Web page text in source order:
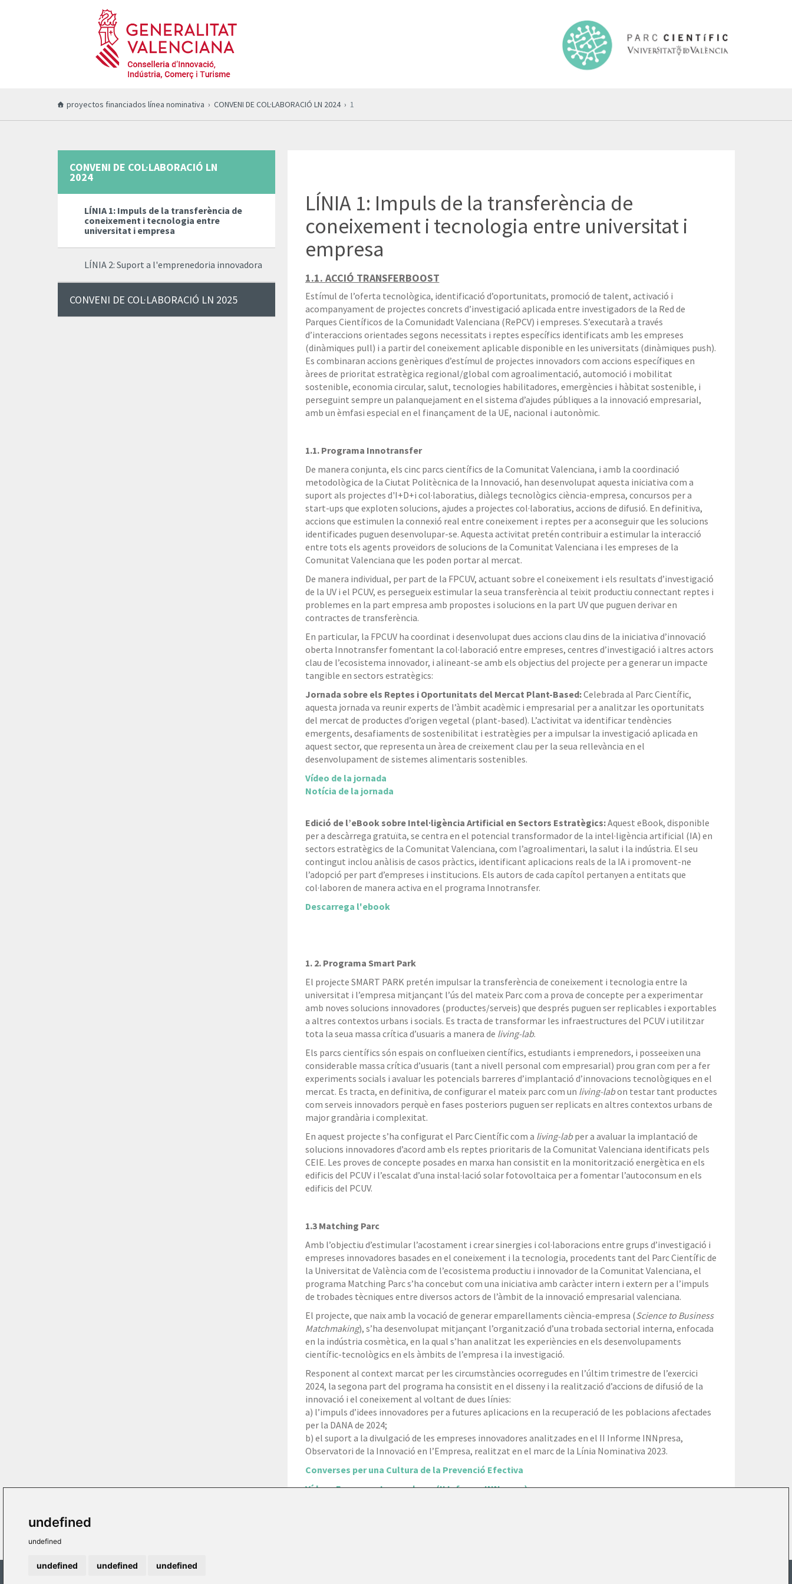
undefined
undefined
undefined undefined undefined
proyectos financiados línea nominativa CONVENI DE COL·LABORACIÓ LN 2024 1
CONVENI DE COL·LABORACIÓ LN
2024
LÍNIA 1: Impuls de la transferència de
coneixement i tecnologia entre
universitat i empresa
LÍNIA 2: Suport a l'emprenedoria innovadora
CONVENI DE COL·LABORACIÓ LN 2025
LÍNIA 1: Impuls de la transferència de
coneixement i tecnologia entre universitat i
empresa
1.1. ACCIÓ TRANSFERBOOST
Estímul de l’oferta tecnològica, identificació d’oportunitats, promoció de talent, activació i
acompanyament de projectes concrets d’investigació aplicada entre investigadors de la Red de
Parques Científicos de la Comunidadt Valenciana (RePCV) i empreses. S’executarà a través
d’interaccions orientades segons necessitats i reptes específics identificats amb les empreses
(dinàmiques pull) i a partir del coneixement aplicable disponible en les universitats (dinàmiques push).
Es combinaran accions genèriques d’estímul de projectes innovadors com accions específiques en
àrees de prioritat estratègica regional/global com agroalimentació, automoció i mobilitat
sostenible, economia circular, salut, tecnologies habilitadores, emergències i hàbitat sostenible, i
perseguint sempre un palanquejament en el sistema d’ajudes públiques a la innovació empresarial,
amb un èmfasi especial en el finançament de la UE, nacional i autonòmic.
1.1. Programa Innotransfer
De manera conjunta, els cinc parcs científics de la Comunitat Valenciana, i amb la coordinació
metodològica de la Ciutat Politècnica de la Innovació, han desenvolupat aquesta iniciativa com a
suport als projectes d'I+D+i col·laboratius, diàlegs tecnològics ciència-empresa, concursos per a
start-ups que exploten solucions, ajudes a projectes col·laboratius, accions de difusió. En definitiva,
accions que estimulen la connexió real entre coneixement i reptes per a aconseguir que les solucions
identificades puguen desenvolupar-se. Aquesta activitat pretén contribuir a estimular la interacció
entre tots els agents proveïdors de solucions de la Comunitat Valenciana i les empreses de la
Comunitat Valenciana que les poden portar al mercat.
De manera individual, per part de la FPCUV, actuant sobre el coneixement i els resultats d’investigació
de la UV i el PCUV, es persegueix estimular la seua transferència al teixit productiu connectant reptes i
problemes en la part empresa amb propostes i solucions en la part UV que puguen derivar en
contractes de transferència.
En particular, la FPCUV ha coordinat i desenvolupat dues accions clau dins de la iniciativa d’innovació
oberta Innotransfer fomentant la col·laboració entre empreses, centres d’investigació i altres actors
clau de l’ecosistema innovador, i alineant-se amb els objectius del projecte per a generar un impacte
tangible en sectors estratègics:
Jornada sobre els Reptes i Oportunitats del Mercat Plant-Based:Celebrada al Parc Científic,
aquesta jornada va reunir experts de l’àmbit acadèmic i empresarial per a analitzar les oportunitats
del mercat de productes d’origen vegetal (plant-based). L’activitat va identificar tendències
emergents, desafiaments de sostenibilitat i estratègies per a impulsar la investigació aplicada en
aquest sector, que representa un àrea de creixement clau per la seua rellevància en el
desenvolupament de sistemes alimentaris sostenibles.
Vídeo de la jornada
Notícia de la jornada
Edició de l’eBook sobre Intel·ligència Artificial en Sectors Estratègics:Aquest eBook, disponible
per a descàrrega gratuïta, se centra en el potencial transformador de la intel·ligència artificial (IA) en
sectors estratègics de la Comunitat Valenciana, com l’agroalimentari, la salut i la indústria. El seu
contingut inclou anàlisis de casos pràctics, identificant aplicacions reals de la IA i promovent-ne
l’adopció per part d’empreses i institucions. Els autors de cada capítol pertanyen a entitats que
col·laboren de manera activa en el programa Innotransfer.
Descarrega l'ebook
1. 2. Programa Smart Park
El projecte SMART PARK pretén impulsar la transferència de coneixement i tecnologia entre la
universitat i l’empresa mitjançant l’ús del mateix Parc com a prova de concepte per a experimentar
amb noves solucions innovadores (productes/serveis) que després puguen ser replicables i exportables
a altres contextos urbans i socials. Es tracta de transformar les infraestructures del PCUV i utilitzar
tota la seua massa crítica d’usuaris a manera de living-lab.
Els parcs científics són espais on conflueixen científics, estudiants i emprenedors, i posseeixen una
considerable massa crítica d’usuaris (tant a nivell personal com empresarial) prou gran com per a fer
experiments socials i avaluar les potencials barreres d’implantació d’innovacions tecnològiques en el
mercat. Es tracta, en definitiva, de configurar el mateix parc com un living-labon testar tant productes
com serveis innovadors perquè en fases posteriors puguen ser replicats en altres contextos urbans de
major grandària i complexitat.
En aquest projecte s’ha configurat el Parc Científic com a living-labper a avaluar la implantació de
solucions innovadores d’acord amb els reptes prioritaris de la Comunitat Valenciana identificats pels
CEIE. Les proves de concepte posades en marxa han consistit en la monitorització energètica en els
edificis del PCUV i l’escalat d’una instal·lació solar fotovoltaica per a fomentar l’autoconsum en els
edificis del PCUV.
1.3 Matching Parc
Amb l’objectiu d’estimular l’acostament i crear sinergies i col·laboracions entre grups d’investigació i
empreses innovadores basades en el coneixement i la tecnologia, procedents tant del Parc Científic de
la Universitat de València com de l’ecosistema productiu i innovador de la Comunitat Valenciana, el
programa Matching Parc s’ha concebut com una iniciativa amb caràcter intern i extern per a l’impuls
de trobades tècniques entre diversos actors de l’àmbit de la innovació empresarial valenciana.
El projecte, que naix amb la vocació de generar emparellaments ciència-empresa (Science to Business
Matchmaking), s’ha desenvolupat mitjançant l’organització d’una trobada sectorial interna, enfocada
en la indústria cosmètica, en la qual s’han analitzat les experiències en els desenvolupaments
científic-tecnològics en els àmbits de l’empresa i la investigació.
Responent al context marcat per les circumstàncies ocorregudes en l’últim trimestre de l’exercici
2024, la segona part del programa ha consistit en el disseny i la realització d’accions de difusió de la
innovació i el coneixement al voltant de dues línies:
a) l’impuls d’idees innovadores per a futures aplicacions en la recuperació de les poblacions afectades
per la DANA de 2024;
b) el suport a la divulgació de les empreses innovadores analitzades en el II Informe INNpresa,
Observatori de la Innovació en l’Empresa, realitzat en el marc de la Línia Nominativa 2023.
Converses per una Cultura de la Prevenció Efectiva
Vídeos Empreses Innovadores (II Informe INNpresa)